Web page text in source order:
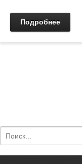
Подробнее